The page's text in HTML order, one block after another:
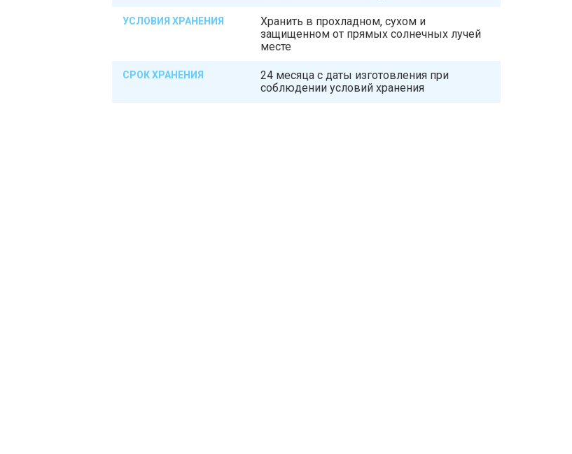
УСЛОВИЯ ХРАНЕНИЯ
Хранить в прохладном, сухом и
защищенном от прямых солнечных лучей
месте
СРОК ХРАНЕНИЯ
24 месяца с даты изготовления при
соблюдении условий хранения